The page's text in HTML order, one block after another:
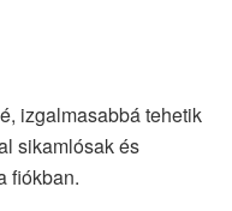
izgalmasabbá tehetik
sikamlósak és
fiókban.